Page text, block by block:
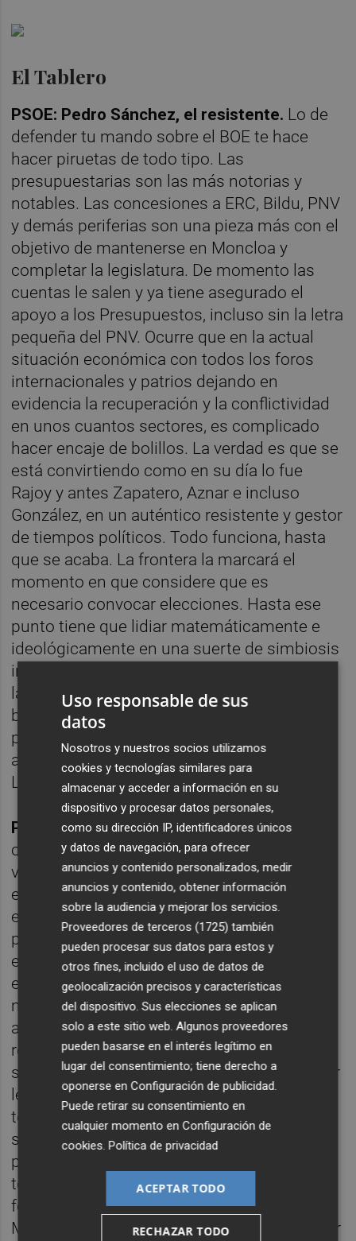
El Tablero
PSOE: Pedro Sánchez, el resistente. Lo de
defender tu mando sobre el BOE te hace
hacer piruetas de todo tipo. Las
presupuestarias son las más notorias y
notables. Las concesiones a ERC, Bildu, PNV
y demás periferias son una pieza más con el
objetivo de mantenerse en Moncloa y
completar la legislatura. De momento las
cuentas le salen y ya tiene asegurado el
apoyo a los Presupuestos, incluso sin la letra
pequeña del PNV. Ocurre que en la actual
situación económica con todos los foros
internacionales y patrios dejando en
evidencia la recuperación y la conflictividad
en unos cuantos sectores, es complicado
hacer encaje de bolillos. La verdad es que se
está convirtiendo como en su día lo fue
Rajoy y antes Zapatero, Aznar e incluso
González, en un auténtico resistente y gestor
de tiempos políticos. Todo funciona, hasta
que se acaba. La frontera la marcará el
momento en que considere que es
necesario convocar elecciones. Hasta ese
punto tiene que lidiar matemáticamente e
ideológicamente en una suerte de simbiosis
interesada para lograr apoyos. El asunto de
la financiación se puede convertir en un
boomerang. Hay compromiso con Valencia,
pero mientras destacados barones se
avienen a una foto con Galicia y Castilla
León para la denominada España vaciada.
PP: Pablo Casado en entredicho.La
cuestión madrileña ya le está restando
votos. Los barones autonómicos no
entienden como no se ataja el
enfrentamiento con Isabel Díaz Ayuso
porque está lastrando sus posibilidades
electorales según recogen las últimas
encuestas, que en ocasiones son las que
marcan las decisiones en los partidos. Y
atención porque la decisión de Vox de
rechazar los presupuestos andaluces puede
suponer un adelanto electoral que a lo mejor
les deja descolocados y puede marcar
tendencia. Desde las periferias populares no
se entiende que no se ataje la cuestión
porque está dificultando y capitalizando
todos los congresos que se celebran. El
festival de la “libertad” andaluza de Juanma
Moreno, que si la tiene, que si tiene que volar
Uso responsable de sus
datos
Nosotros y nuestros socios utilizamos
cookies y tecnologías similares para
almacenar y acceder a información en su
dispositivo y procesar datos personales,
como su dirección IP, identificadores únicos
y datos de navegación, para ofrecer
anuncios y contenido personalizados, medir
anuncios y contenido, obtener información
sobre la audiencia y mejorar los servicios.
Proveedores de terceros (1725) también
pueden procesar sus datos para estos y
otros fines, incluido el uso de datos de
geolocalización precisos y características
del dispositivo. Sus elecciones se aplican
solo a este sitio web. Algunos proveedores
pueden basarse en el interés legítimo en
lugar del consentimiento; tiene derecho a
oponerse enConfiguración de publicidad
Puede retirar su consentimiento en
cualquier momento enConfiguración de
cookies .Política de privacidad
ACEPTAR TODO
RECHAZAR TODO